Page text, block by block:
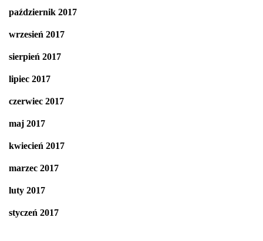
październik 2017
wrzesień 2017
sierpień 2017
lipiec 2017
czerwiec 2017
maj 2017
kwiecień 2017
marzec 2017
luty 2017
styczeń 2017